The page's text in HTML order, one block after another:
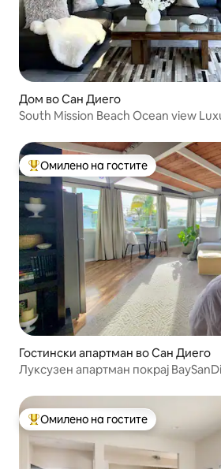
Дом во Сан Диего
South Mission Beach Ocean view
Меѓу најуспешните „Омилени на
Омилено на гостите
Гостински апартман во Сан Диего
Луксузен апартман покрај
Меѓу најуспешните „Омилени на
Омилено на гостите